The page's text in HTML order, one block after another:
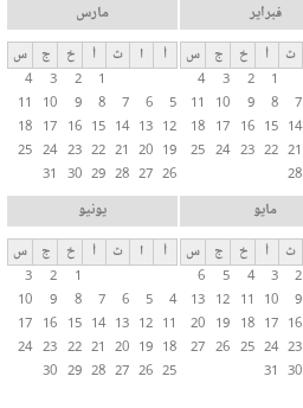
فبراير
ث أ خ ج
س
1
2
3
4
7
8
9
10
11
14
15
16
17
18
21
22
23
24
25
28
مارس
أ ا ث أ خ ج
س
1
2
3
4
5
6
7
8
9
10
11
12
13
14
15
16
17
18
19
20
21
22
23
24
25
26
27
28
29
30
31
مايو
ث أ خ ج
س
2
3
4
5
6
9
10
11
12
13
16
17
18
19
20
23
24
25
26
27
30
31
يونيو
أ ا ث أ خ ج
س
1
2
3
4
5
6
7
8
9
10
11
12
13
14
15
16
17
18
19
20
21
22
23
24
25
26
27
28
29
30